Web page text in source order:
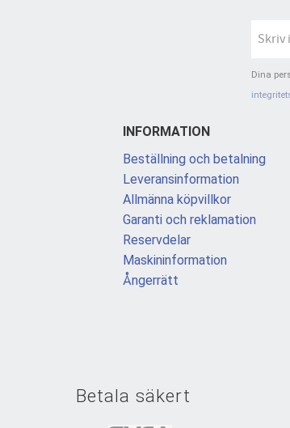
Dina
INFORMATION
Beställning och betalning
Leveransinformation
Allmänna köpvillkor
Garanti och reklamation
Reservdelar
Maskininformation
Ångerrätt
Betala säkert